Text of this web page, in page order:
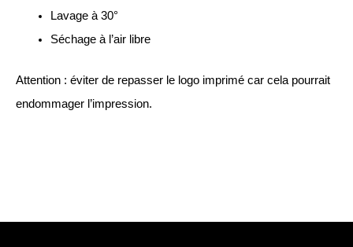
Lavage à 30°
Séchage à l’air libre
Attention : éviter de repasser le logo imprimé car cela pourrait
endommager l’impression.